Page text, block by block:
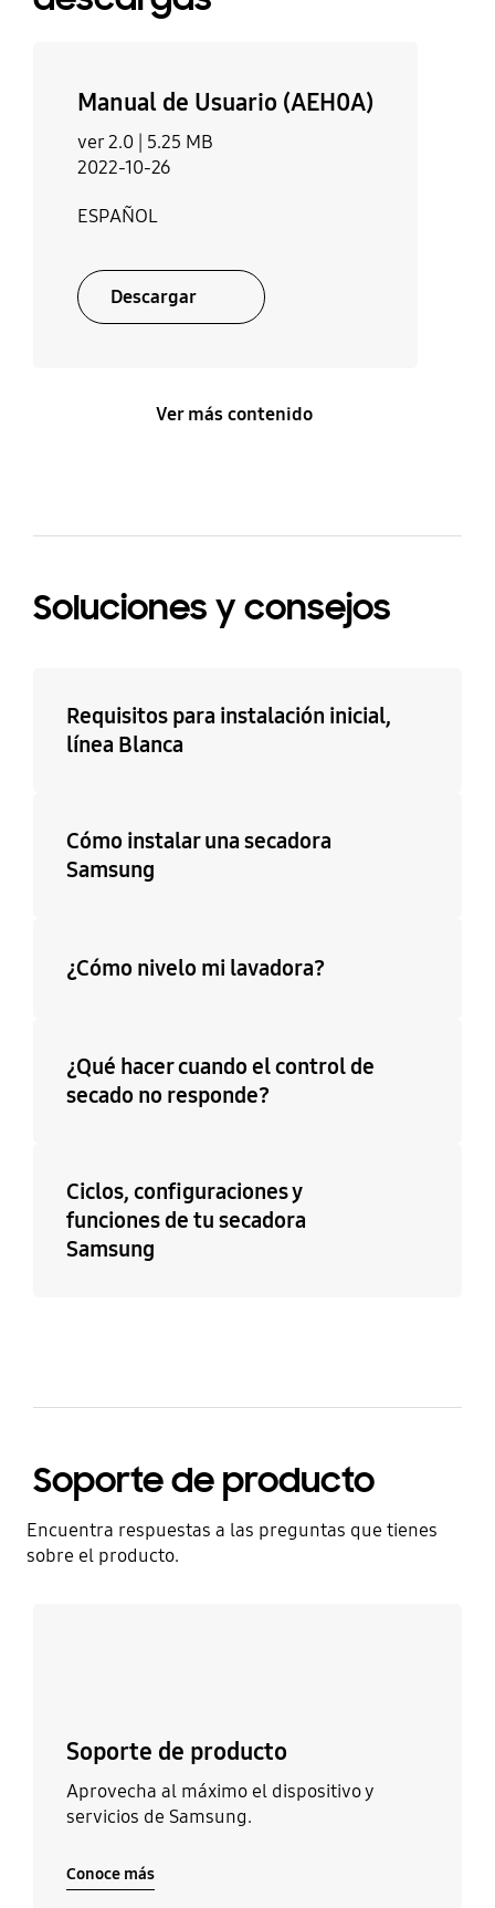
Manual de Usuario (AEH0A)
ver 2.0 | 5.25 MB
2022-10-26
ESPAÑOL
Descargar
Ver más contenido
Soluciones y consejos
Requisitos para instalación inicial,
línea Blanca
Cómo instalar una secadora
Samsung
¿Cómo nivelo mi lavadora?
¿Qué hacer cuando el control de
secado no responde?
Ciclos, configuraciones y
funciones de tu secadora
Samsung
Soporte de producto
Encuentra respuestas a las preguntas que tienes
sobre el producto.
Soporte de producto
Aprovecha al máximo el dispositivo y
servicios de Samsung.
Conoce más